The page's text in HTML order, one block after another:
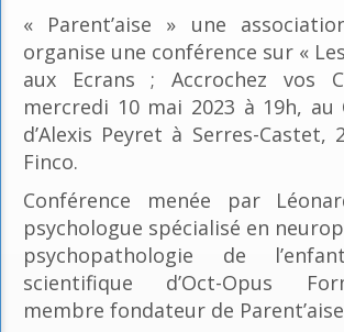
« Parent’aise » une
organise une conférence sur «
aux Ecrans ; Accrochez vos
mercredi 10 mai 2023 à 19h, au
d’Alexis Peyret à Serres-Castet,
Finco.
Conférence menée par
psychologue spécialisé en
psychopathologie de
scientifique d’Oct-Opus
membre fondateur de